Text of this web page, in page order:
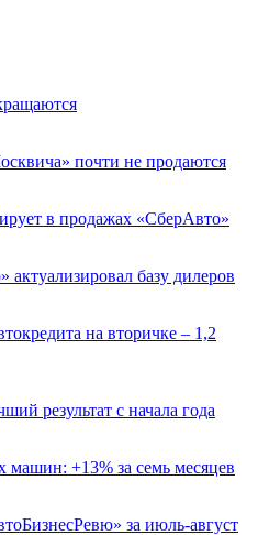
почти не продаются
в продажах «СберАвто»
актуализировал базу дилеров
на вторичке – 1,2
результат с начала года
машин: +13% за семь месяцев
за июль-август